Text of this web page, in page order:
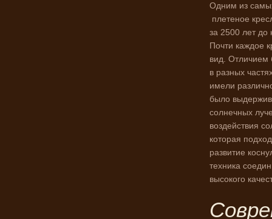
Одним из
плетеное
за 2500 лет
Почти каждое
вид. Отличием
в разных
имели
было
солнечных
воздействия
которая
развитие
техника
высокого